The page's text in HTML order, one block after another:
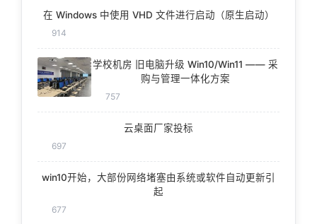
在 Windows 中使用 VHD 文件进行启动（原生启动）
914
学校机房 旧电脑升级 Win10/Win11 —— 采
购与管理一体化方案
757
云桌面厂家投标
697
win10开始，大部份网络堵塞由系统或软件自动更新引
起
677